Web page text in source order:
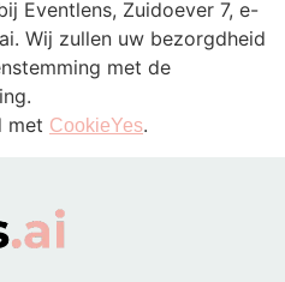
Eventlens, Zuidoever 7, e-
. Wij zullen uw bezorgdheid
met de
met CookieYes.